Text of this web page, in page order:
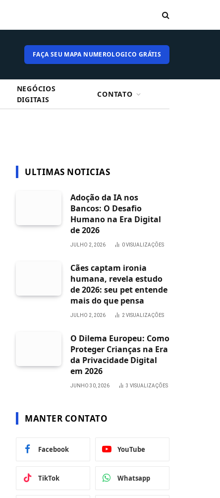
FAÇA SEU MAPA NUMEROLOGICO GRÁTIS
NEGÓCIOS
DIGITAIS
CONTATO
ULTIMAS NOTICIAS
Adoção da IA nos
Bancos: O Desafio
Humano na Era Digital
de 2026
JULHO 2, 2026 0VISUALIZAÇÕES
Cães captam ironia
humana, revela estudo
de 2026: seu pet entende
mais do que pensa
JULHO 2, 2026 2 VISUALIZAÇÕES
O Dilema Europeu: Como
Proteger Crianças na Era
da Privacidade Digital
em 2026
JUNHO 30, 2026 3 VISUALIZAÇÕES
MANTER CONTATO
Facebook YouTube
TikTok Whatsapp